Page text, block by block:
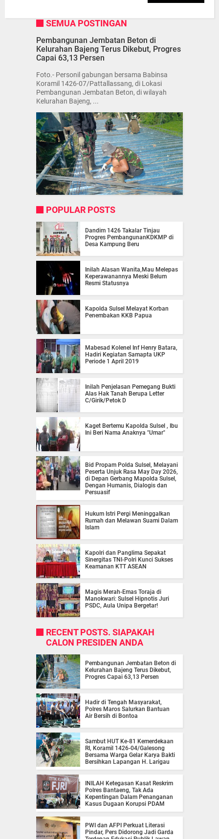
SEMUA POSTINGAN
Pembangunan Jembatan Beton di
Kelurahan Bajeng Terus Dikebut, Progres
Capai 63,13 Persen
Foto.- Personil gabungan bersama Babinsa
Koramil 1426-07/Pattallassang, di Lokasi
Pembangunan Jembatan Beton, di wilayah
Kelurahan Bajeng, ...
POPULAR POSTS
Dandim 1426 Takalar Tinjau
Progres PembangunanKDKMP di
Desa Kampung Beru
Inilah Alasan Wanita,Mau Melepas
Keperawanannya Meski Belum
Resmi Statusnya
Kapolda Sulsel Melayat Korban
Penembakan KKB Papua
Mabesad Kolenel Inf Henry Batara,
Hadiri Kegiatan Samapta UKP
Periode 1 April 2019
Inilah Penjelasan Pemegang Bukti
Alas Hak Tanah Berupa Letter
C/Girik/Petok D
Kaget Bertemu Kapolda Sulsel , Ibu
Ini Beri Nama Anaknya "Umar"
Bid Propam Polda Sulsel, Melayani
Peserta Unjuk Rasa May Day 2026,
di Depan Gerbang Mapolda Sulsel,
Dengan Humanis, Dialogis dan
Persuasif
Hukum Istri Pergi Meninggalkan
Rumah dan Melawan Suami Dalam
Islam
Kapolri dan Panglima Sepakat
Sinergitas TNI-Polri Kunci Sukses
Keamanan KTT ASEAN
Magis Merah-Emas Toraja di
Manokwari: Sulsel Hipnotis Juri
PSDC, Aula Unipa Bergetar!
RECENT POSTS. SIAPAKAH
CALON PRESIDEN ANDA
Pembangunan Jembatan Beton di
Kelurahan Bajeng Terus Dikebut,
Progres Capai 63,13 Persen
Hadir di Tengah Masyarakat,
Polres Maros Salurkan Bantuan
Air Bersih di Bontoa
Sambut HUT Ke-81 Kemerdekaan
RI, Koramil 1426-04/Galesong
Bersama Warga Gelar Karya Bakti
Bersihkan Lapangan H. Larigau
INILAH Ketegasan Kasat Reskrim
Polres Bantaeng, Tak Ada
Kepentingan Dalam Penanganan
Kasus Dugaan Korupsi PDAM
PWI dan AFPI Perkuat Literasi
Pindar, Pers Didorong Jadi Garda